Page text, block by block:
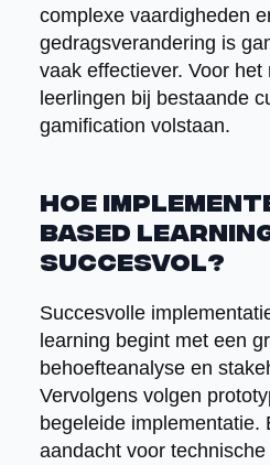
complexe vaardigheden
gedragsverandering is
vaak effectiever. Voor het
leerlingen bij bestaande
gamification volstaan.
Hoe
based
succesvol?
Succesvolle
learning begint met een
behoefteanalyse en
Vervolgens volgen
begeleide implementatie.
aandacht voor